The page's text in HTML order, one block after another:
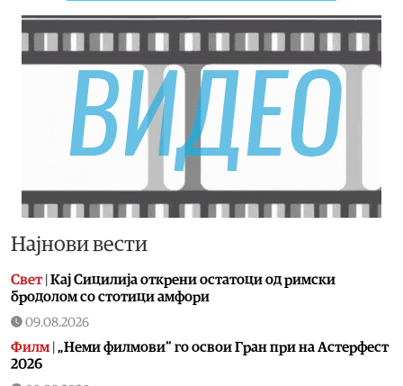
Најнови вести
Свет| Кај Сицилија открени остатоци од римски
бродолом со стотици амфори
09.08.2026
Филм „Неми филмови“ го освои Гран при на Астерфест
2026